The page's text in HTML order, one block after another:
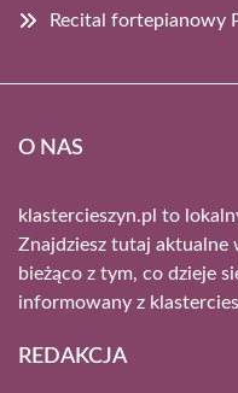
Recital fortepianowy
O NAS
klastercieszyn.pl to
Znajdziesz tutaj aktualne
bieżąco z tym, co dzieje
informowany z
REDAKCJA